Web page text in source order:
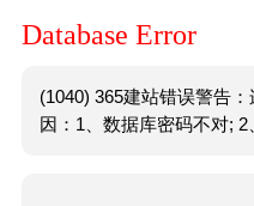
Database Error
(1040) 365建站错误警告
因：1、数据库密码不对; 2